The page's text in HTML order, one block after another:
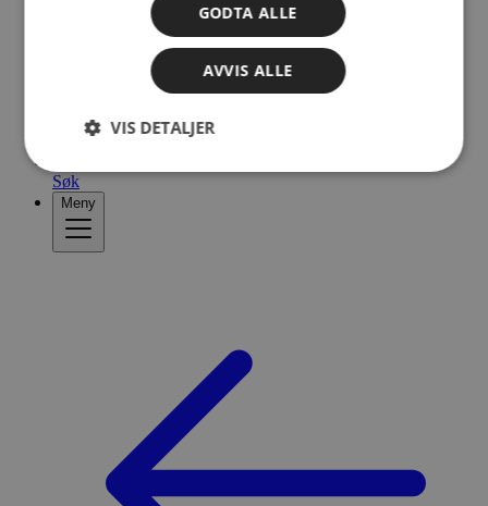
Søk
Meny
GODTA ALLE
AVVIS ALLE
VIS DETALJER